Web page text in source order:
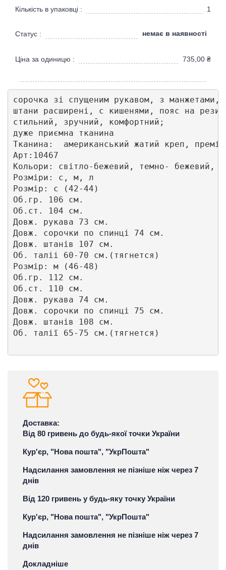
Кількість в упаковці : 1
Статус : немає в наявності
Ціна за одиницю : 735,00 ₴
сорочка зі спущеним рукавом, з
штани расширені, с кишенями, пояс на
стильний, зручний, комфортний;
дуже приємна тканина
Тканина:  американський жатий креп,
Арт:10467
Кольори: світло-бежевий, темно- бежевий,
Розміри: с, м, л
Розмір: с (42-44)
Об.гр. 106 см.
Об.ст. 104 см.
Довж. рукава 73 см.
Довж. сорочки по спинці 74 см.
Довж. штанів 107 см.
Об. таліі 60-70 см.(тягнется)
Розмір: м (46-48)
Об.гр. 112 см.
Об.ст. 110 см.
Довж. рукава 74 см.
Довж. сорочки по спинці 75 см.
Довж. штанів 108 см.
Об. талії 65-75 см.(тягнется)
Доставка:
Від 80 гривень до будь-якої точки України
Кур'єр, "Нова пошта", "УкрПошта"
Надсилання замовлення не пізніше ніж через 7
днів
Від 120 гривень у будь-яку точку України
Кур'єр, "Нова пошта", "УкрПошта"
Надсилання замовлення не пізніше ніж через 7
днів
Докладніше